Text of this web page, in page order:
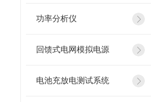
功率分析仪
回馈式电网模拟电源
电池充放电测试系统